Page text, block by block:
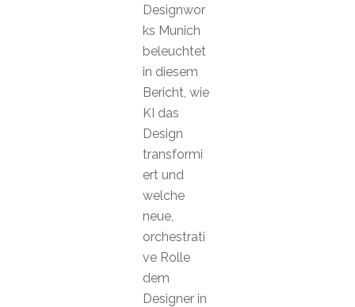
Designwor
ks Munich
beleuchtet
in diesem
Bericht, wie
KI das
Design
transformi
ert und
welche
neue,
orchestrati
ve Rolle
dem
Designer in